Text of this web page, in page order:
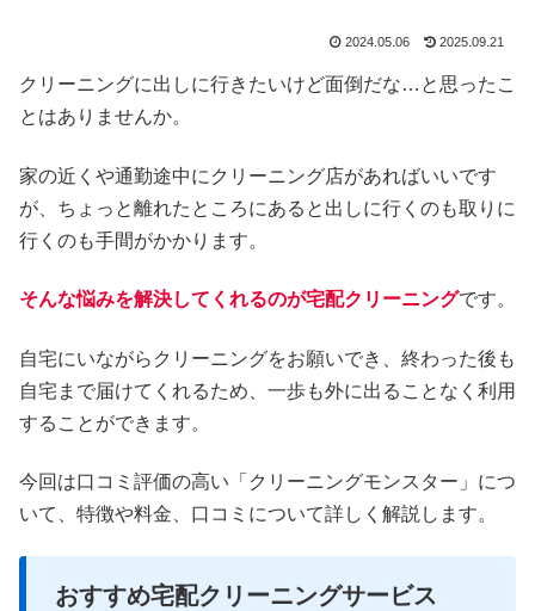
2024.05.06 2025.09.21
クリーニングに出しに行きたいけど面倒だな…と思ったこ
とはありませんか。
家の近くや通勤途中にクリーニング店があればいいです
が、ちょっと離れたところにあると出しに行くのも取りに
行くのも手間がかかります。
そんな悩みを解決してくれるのが宅配クリーニングです。
自宅にいながらクリーニングをお願いでき、終わった後も
自宅まで届けてくれるため、一歩も外に出ることなく利用
することができます。
今回は口コミ評価の高い「クリーニングモンスター」につ
いて、特徴や料金、口コミについて詳しく解説します。
おすすめ宅配クリーニングサービス